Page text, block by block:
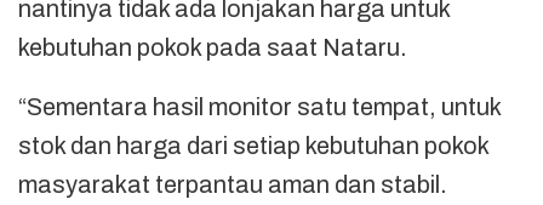
nantinya tidak ada lonjakan harga untuk
kebutuhan pokok pada saat Nataru.
“Sementara hasil monitor satu tempat, untuk
stok dan harga dari setiap kebutuhan pokok
masyarakat terpantau aman dan stabil.